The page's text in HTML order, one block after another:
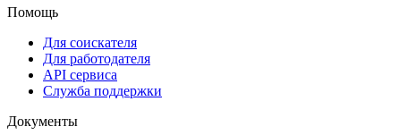
Помощь
Для соискателя
Для работодателя
API сервиса
Служба поддержки
Документы